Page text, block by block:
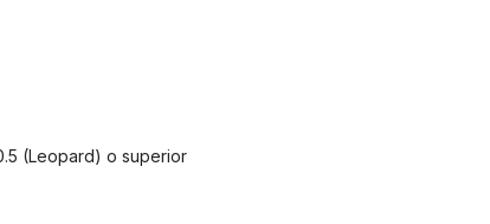
(Leopard) o superior